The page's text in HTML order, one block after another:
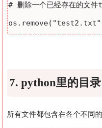
# 删除一个已经存在的文
7. python里的目录
所有文件都包含在各个不同